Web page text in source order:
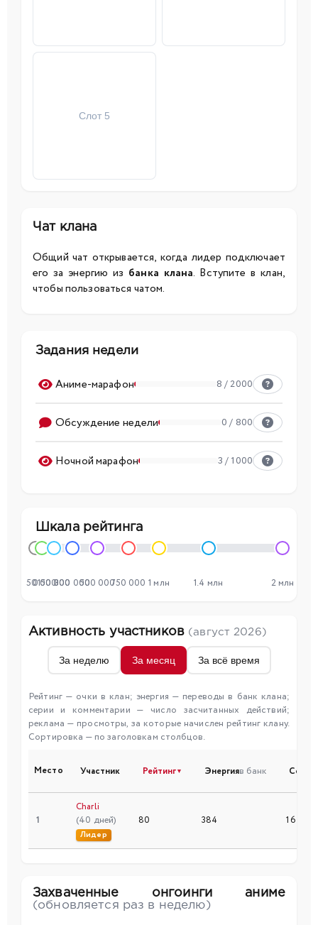
Слот 5
Чат клана
Общий чат открывается, когда лидер подключает
его за энергию из банка клана. Вступите в клан,
чтобы пользоваться чатом.
Задания недели
Аниме-марафон 8 / 2000
Обсуждение недели 0 / 800
Ночной марафон 3 / 1000
Шкала рейтинга
0
50 000
150 000300 000500 000750 000 1 млн 1.4 млн 2 млн
Активность участников (август 2026)
За неделю За месяц За всё время
Рейтинг — очки в клан; энергия — переводы в банк клана;
серии и комментарии — число засчитанных действий;
реклама — просмотры, за которые начислен рейтинг клану.
Сортировка — по заголовкам столбцов.
Место Участник Рейтинг▼ Энергияв банк Серии
1
Charli
(40 дней)
Лидер
80 384 16
Захваченные онгоинги аниме
(обновляется раз в неделю)